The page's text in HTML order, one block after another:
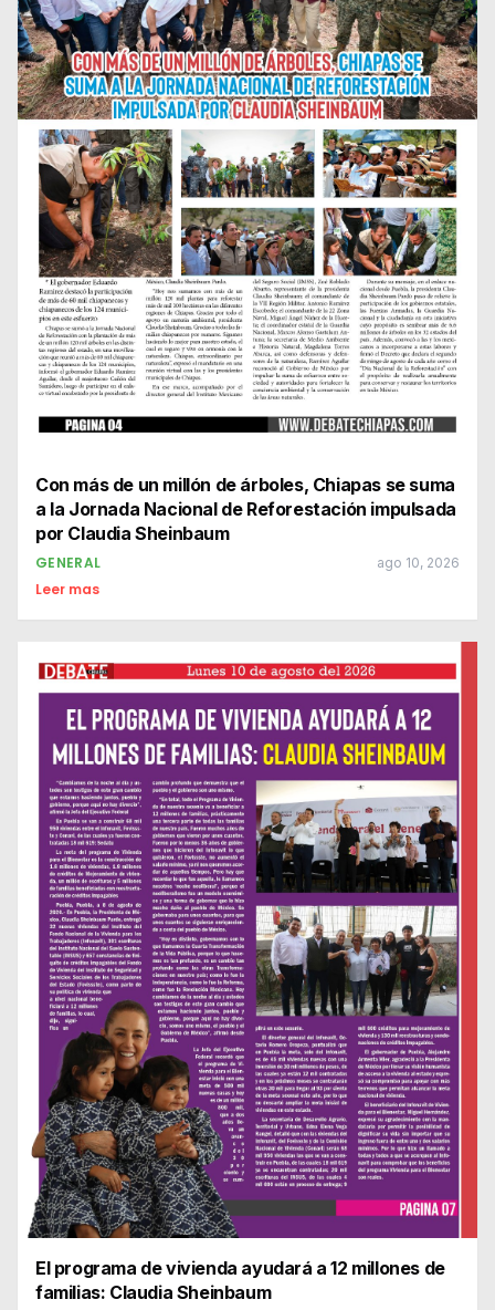
Con más de un millón de árboles, Chiapas se suma
a la Jornada Nacional de Reforestación impulsada
por Claudia Sheinbaum
GENERAL ago 10, 2026
Leer mas
El programa de vivienda ayudará a 12 millones de
familias: Claudia Sheinbaum